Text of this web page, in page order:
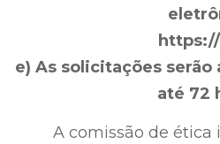
e) As solicitações
até 72
A comissão de ética